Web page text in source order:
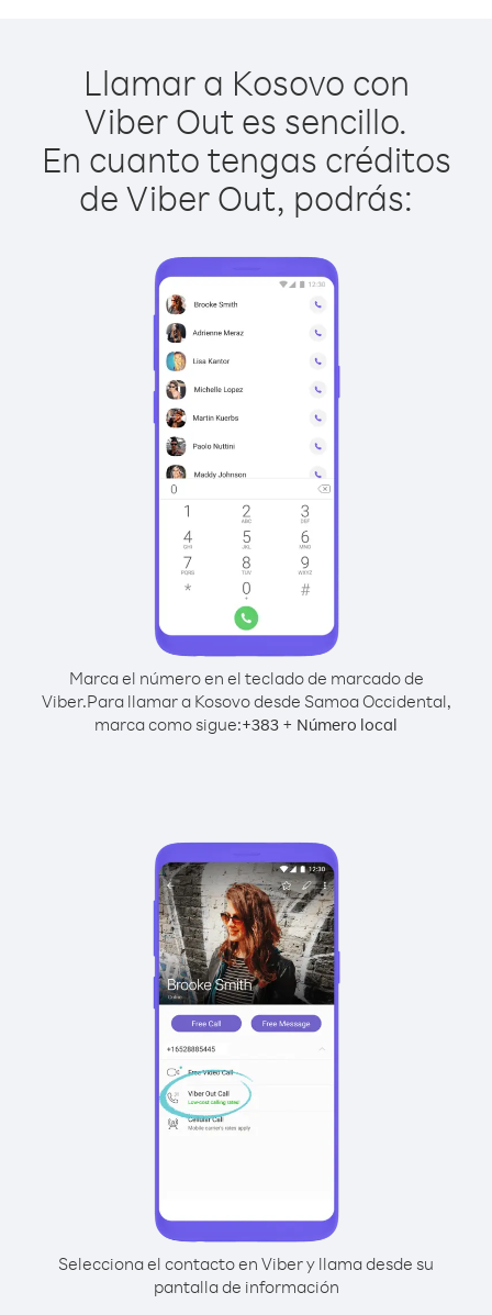
Llamar a Kosovo con
Viber Out es sencillo.
En cuanto tengas créditos
de Viber Out, podrás:
Marca el número en el teclado de marcado de
Viber.Para llamar a Kosovo desde Samoa Occidental,
marca como sigue:+383 + Número local
Selecciona el contacto en Viber y llama desde su
pantalla de información